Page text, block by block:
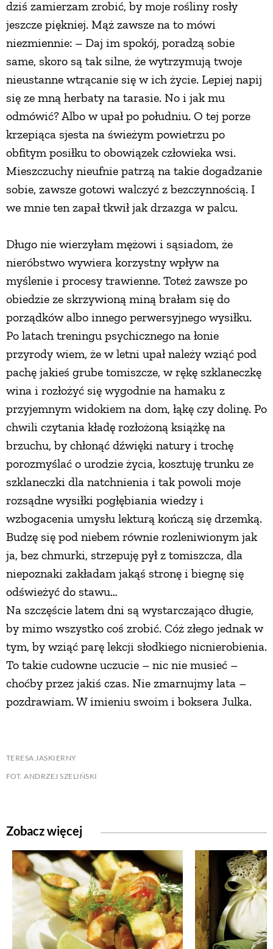
dziś zamierzam zrobić, by moje rośliny rosły
jeszcze piękniej. Mąż zawsze na to mówi
niezmiennie: – Daj im spokój, poradzą sobie
same, skoro są tak silne, że wytrzymują twoje
nieustanne wtrącanie się w ich życie. Lepiej napij
się ze mną herbaty na tarasie. No i jak mu
odmówić? Albo w upał po południu. O tej porze
krzepiąca sjesta na świeżym powietrzu po
obfitym posiłku to obowiązek człowieka wsi.
Mieszczuchy nieufnie patrzą na takie dogadzanie
sobie, zawsze gotowi walczyć z bezczynnością. I
we mnie ten zapał tkwił jak drzazga w palcu.
Długo nie wierzyłam mężowi i sąsiadom, że
nieróbstwo wywiera korzystny wpływ na
myślenie i procesy trawienne. Toteż zawsze po
obiedzie ze skrzywioną miną brałam się do
porządków albo innego perwersyjnego wysiłku.
Po latach treningu psychicznego na łonie
przyrody wiem, że w letni upał należy wziąć pod
pachę jakieś grube tomiszcze, w rękę szklaneczkę
wina i rozłożyć się wygodnie na hamaku z
przyjemnym widokiem na dom, łąkę czy dolinę. Po
chwili czytania kładę rozłożoną książkę na
brzuchu, by chłonąć dźwięki natury i trochę
porozmyślać o urodzie życia, kosztuję trunku ze
szklaneczki dla natchnienia i tak powoli moje
rozsądne wysiłki pogłębiania wiedzy i
wzbogacenia umysłu lekturą kończą się drzemką.
Budzę się pod niebem równie rozleniwionym jak
ja, bez chmurki, strzepuję pył z tomiszcza, dla
niepoznaki zakładam jakąś stronę i biegnę się
odświeżyć do stawu…
Na szczęście latem dni są wystarczająco długie,
by mimo wszystko coś zrobić. Cóż złego jednak w
tym, by wziąć parę lekcji słodkiego nicnierobienia.
To takie cudowne uczucie – nic nie musieć –
choćby przez jakiś czas. Nie zmarnujmy lata –
pozdrawiam. W imieniu swoim i boksera Julka.
TERESA JASKIERNY
FOT. ANDRZEJ SZELIŃSKI
Zobacz więcej